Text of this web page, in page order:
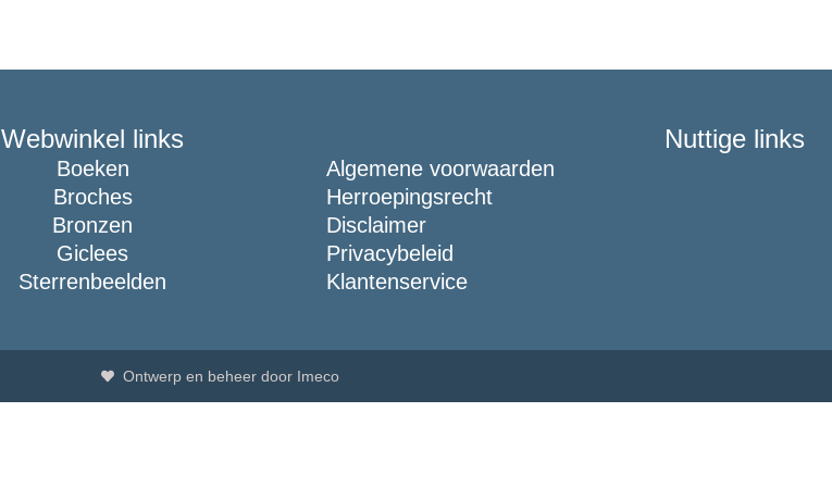
Webwinkel links
Boeken
Broches
Bronzen
Giclees
Sterrenbeelden
Nuttige links
Algemene voorwaarden
Herroepingsrecht
Disclaimer
Privacybeleid
Klantenservice
Ontwerp en beheer door Imeco